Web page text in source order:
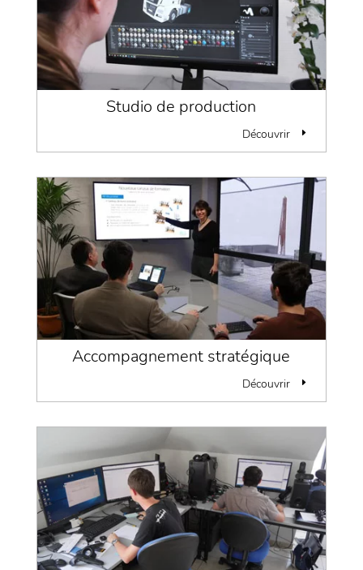
Studio de production
Découvrir
Accompagnement stratégique
Découvrir